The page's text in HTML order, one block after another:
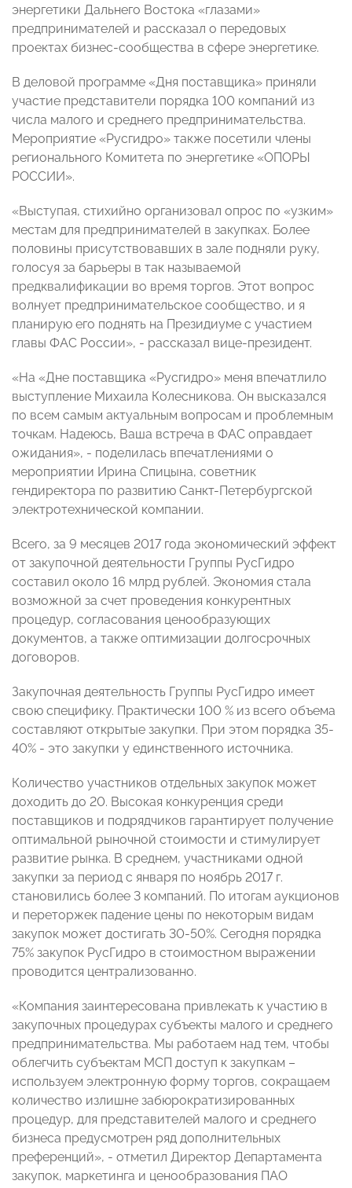
энергетики Дальнего Востока «глазами»
предпринимателей и рассказал о передовых
проектах бизнес-сообщества в сфере энергетике.
В деловой программе «Дня поставщика» приняли
участие представители порядка 100 компаний из
числа малого и среднего предпринимательства.
Мероприятие «Русгидро» также посетили члены
регионального Комитета по энергетике «ОПОРЫ
РОССИИ».
«Выступая, стихийно организовал опрос по «узким»
местам для предпринимателей в закупках. Более
половины присутствовавших в зале подняли руку,
голосуя за барьеры в так называемой
предквалификации во время торгов. Этот вопрос
волнует предпринимательское сообщество, и я
планирую его поднять на Президиуме с участием
главы ФАС России», - рассказал вице-президент.
«На «Дне поставщика «Русгидро» меня впечатлило
выступление Михаила Колесникова. Он высказался
по всем самым актуальным вопросам и проблемным
точкам. Надеюсь, Ваша встреча в ФАС оправдает
ожидания», - поделилась впечатлениями о
мероприятии Ирина Спицына, советник
гендиректора по развитию Санкт-Петербургской
электротехнической компании.
Всего, за 9 месяцев 2017 года экономический эффект
от закупочной деятельности Группы РусГидро
составил около 16 млрд рублей. Экономия стала
возможной за счет проведения конкурентных
процедур, согласования ценообразующих
документов, а также оптимизации долгосрочных
договоров.
Закупочная деятельность Группы РусГидро имеет
свою специфику. Практически 100 % из всего объема
составляют открытые закупки. При этом порядка 35-
40% - это закупки у единственного источника.
Количество участников отдельных закупок может
доходить до 20. Высокая конкуренция среди
поставщиков и подрядчиков гарантирует получение
оптимальной рыночной стоимости и стимулирует
развитие рынка. В среднем, участниками одной
закупки за период с января по ноябрь 2017 г.
становились более 3 компаний. По итогам аукционов
и переторжек падение цены по некоторым видам
закупок может достигать 30-50%. Сегодня порядка
75% закупок РусГидро в стоимостном выражении
проводится централизованно.
«Компания заинтересована привлекать к участию в
закупочных процедурах субъекты малого и среднего
предпринимательства. Мы работаем над тем, чтобы
облегчить субъектам МСП доступ к закупкам –
используем электронную форму торгов, сокращаем
количество излишне забюрократизированных
процедур, для представителей малого и среднего
бизнеса предусмотрен ряд дополнительных
преференций», - отметил Директор Департамента
закупок, маркетинга и ценообразования ПАО